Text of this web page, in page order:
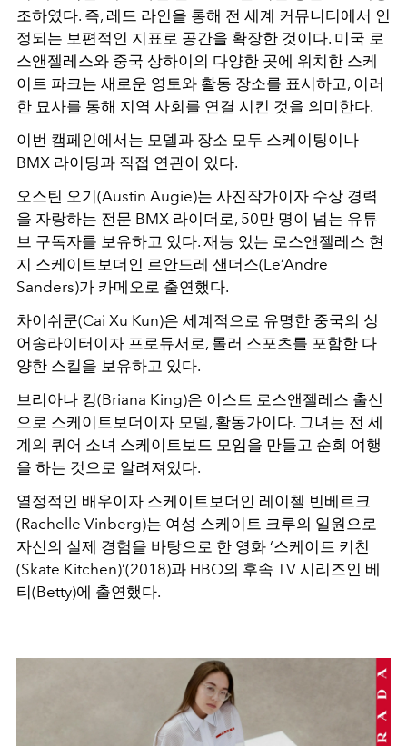
조하였다. 즉, 레드 라인을 통해 전 세계 커뮤니티에서 인
정되는 보편적인 지표로 공간을 확장한 것이다. 미국 로
스앤젤레스와 중국 상하이의 다양한 곳에 위치한 스케
이트 파크는 새로운 영토와 활동 장소를 표시하고, 이러
한 묘사를 통해 지역 사회를 연결 시킨 것을 의미한다.
이번 캠페인에서는 모델과 장소 모두 스케이팅이나
BMX 라이딩과 직접 연관이 있다.
오스틴 오기(Austin Augie)는 사진작가이자 수상 경력
을 자랑하는 전문 BMX 라이더로, 50만 명이 넘는 유튜
브 구독자를 보유하고 있다. 재능 있는 로스앤젤레스 현
지 스케이트보더인 르안드레 샌더스(Le’Andre
Sanders)가 카메오로 출연했다.
차이쉬쿤(Cai Xu Kun)은 세계적으로 유명한 중국의 싱
어송라이터이자 프로듀서로, 롤러 스포츠를 포함한 다
양한 스킬을 보유하고 있다.
브리아나 킹(Briana King)은 이스트 로스앤젤레스 출신
으로 스케이트보더이자 모델, 활동가이다. 그녀는 전 세
계의 퀴어 소녀 스케이트보드 모임을 만들고 순회 여행
을 하는 것으로 알려져있다.
열정적인 배우이자 스케이트보더인 레이첼 빈베르크
(Rachelle Vinberg)는 여성 스케이트 크루의 일원으로
자신의 실제 경험을 바탕으로 한 영화 ‘스케이트 키친
(Skate Kitchen)’(2018)과 HBO의 후속 TV 시리즈인 베
티(Betty)에 출연했다.